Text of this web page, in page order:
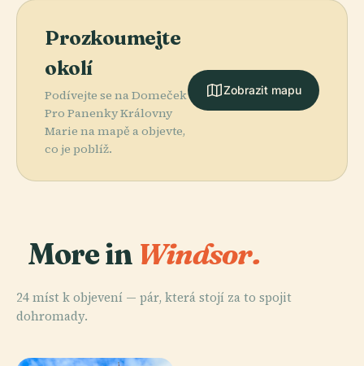
Prozkoumejte
okolí
Podívejte se na Domeček
Pro Panenky Královny
Marie na mapě a objevte,
co je poblíž.
Zobrazit mapu
More in Windsor.
24 míst k objevení — pár, která stojí za to spojit
dohromady.